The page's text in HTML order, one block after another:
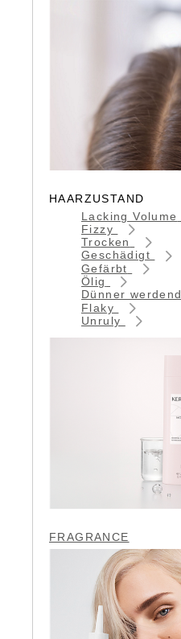
HAARZUSTAND
Lacking Volume
Fizzy
Trocken
Geschädigt
Gefärbt
Ölig
Dünner werdend
Flaky
Unruly
FRAGRANCE